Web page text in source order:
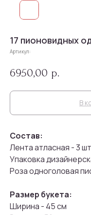
17 пионовидных
Артикул:
6950,00 р.
В
Состав:
Лента атласная - 3
Упаковка
Роза одноголовая
Размер букета:
Ширина - 45 см